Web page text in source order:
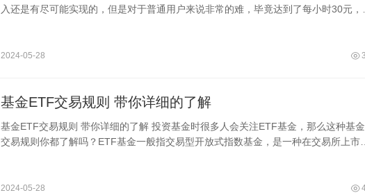
入还是有尽可能实现的，但是对于普通用户来说非常的难，毕竟达到了每小时30元，
2024-05-28
基金ETF交易规则 带你详细的了解
基金ETF交易规则 带你详细的了解 投资基金时很多人会关注ETF基金，那么这种基金的
交易规则你都了解吗？ETF基金一般指交易型开放式指数基金，是一种在交易所上市交
2024-05-28